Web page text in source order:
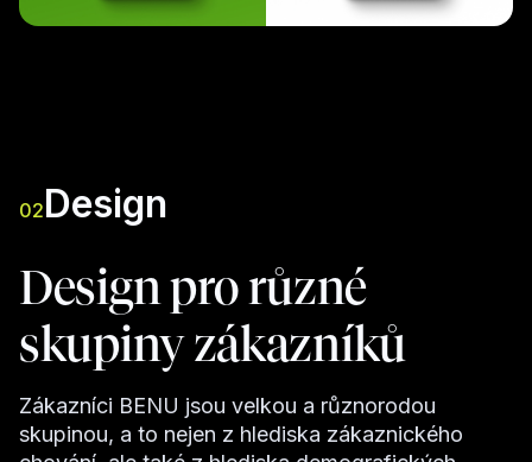
02Design
Design pro různé
skupiny zákazníků
Zákazníci BENU jsou velkou a různorodou
skupinou, a to nejen z hlediska zákaznického